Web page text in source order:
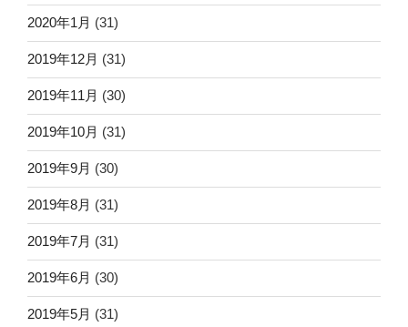
2020年1月 (31)
2019年12月 (31)
2019年11月 (30)
2019年10月 (31)
2019年9月 (30)
2019年8月 (31)
2019年7月 (31)
2019年6月 (30)
2019年5月 (31)